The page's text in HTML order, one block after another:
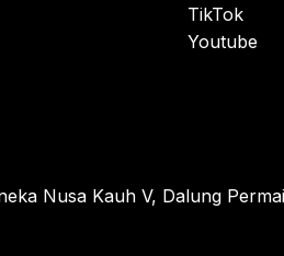
TikTok
Youtube
Nusa Kauh V, Dalung